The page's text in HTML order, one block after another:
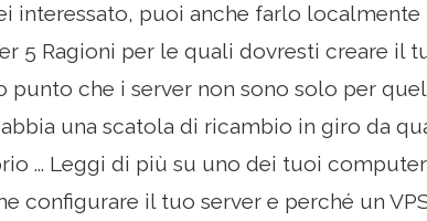
interessato, puoi anche farlo
5 Ragioni per le quali dovresti creare il
punto che i server non sono solo per
una scatola di ricambio in giro da
... Leggi di più su uno dei tuoi computer
configurare il tuo server e perché un